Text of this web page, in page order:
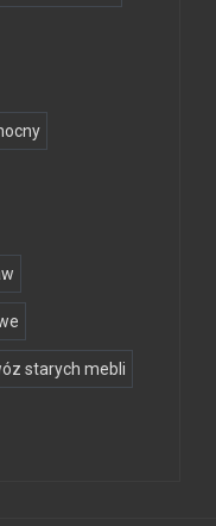
starych mebli